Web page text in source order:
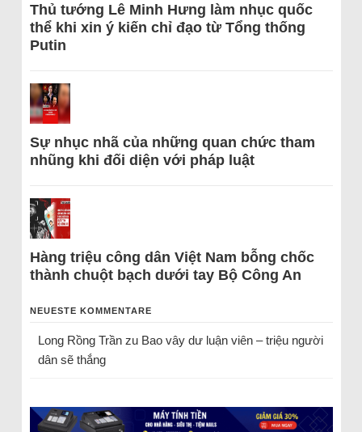
Thủ tướng Lê Minh Hưng làm nhục quốc
thể khi xin ý kiến chỉ đạo từ Tổng thống
Putin
Sự nhục nhã của những quan chức tham
nhũng khi đối diện với pháp luật
Hàng triệu công dân Việt Nam bỗng chốc
thành chuột bạch dưới tay Bộ Công An
NEUESTE KOMMENTARE
Long Rồng Trầnzu Bao vây dư luận viên – triệu người
dân sẽ thắng